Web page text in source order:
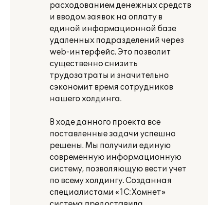
расходованием денежных средств
и вводом заявок на оплату в
единой информационной базе
удаленных подразделений через
web-интерфейс. Это позволит
существенно снизить
трудозатраты и значительно
сэкономит время сотрудников
нашего холдинга.
В ходе данного проекта все
поставленные задачи успешно
решены. Мы получили единую
современную информационную
систему, позволяющую вести учет
по всему холдингу. Созданная
специалистами «1С:Хомнет»